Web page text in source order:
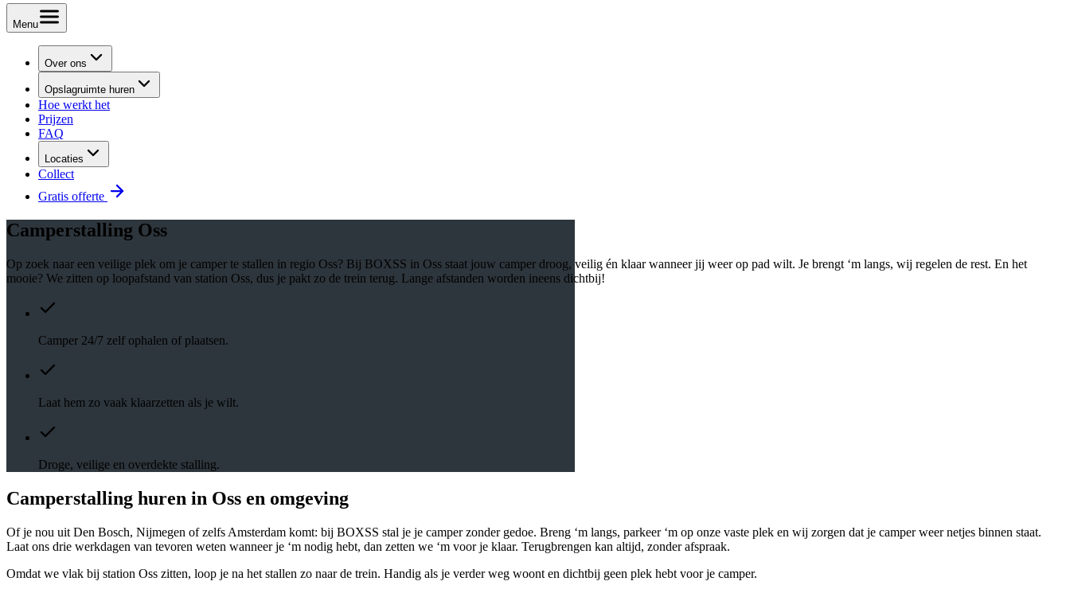
Menu
Over ons
Opslagruimte huren
Hoe werkt het
Prijzen
FAQ
Locaties
Collect
Gratis offerte
Camperstalling Oss
Op zoek naar een veilige plek om je camper te stallen in regio Oss? Bij BOXSS in Oss staat jouw camper droog, veilig én klaar wanneer jij weer op pad wilt. Je brengt ‘m langs, wij regelen de rest. En het
mooie? We zitten op loopafstand van station Oss, dus je pakt zo de trein terug. Lange afstanden worden ineens dichtbij!
Camper 24/7 zelf ophalen of plaatsen.
Laat hem zo vaak klaarzetten als je wilt.
Droge, veilige en overdekte stalling.
Camperstalling huren in Oss en omgeving
Of je nou uit Den Bosch, Nijmegen of zelfs Amsterdam komt: bij BOXSS stal je je camper zonder gedoe. Breng ‘m langs, parkeer ‘m op onze vaste plek en wij zorgen dat je camper weer netjes binnen staat.
Laat ons drie werkdagen van tevoren weten wanneer je ‘m nodig hebt, dan zetten we ‘m voor je klaar. Terugbrengen kan altijd, zonder afspraak.
Omdat we vlak bij station Oss zitten, loop je na het stallen zo naar de trein. Handig als je verder weg woont en dichtbij geen plek hebt voor je camper.